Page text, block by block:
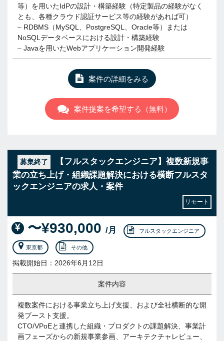
等）を用いたIdPの設計・構築経験（特定製品の経験がなく
とも、各種クラウド認証サービス等の経験があれば可）
– RDBMS（MySQL、PostgreSQL、Oracle等）または
NoSQLデータベースにおける設計・構築経験
– Javaを用いたWebアプリケーション開発経験
案件の詳細をみる
案件提案を希望する（無料）
募集終了
【フルスタックエンジニア】複数新規事
業の立ち上げ・組織課題解決における横断フルスタ
ックエンジニアの求人・案件
リモート
〜¥930,000 /月 フルスタックエンジニア
東京都 その他
掲載開始日：2026年6月12日
案件内容
複数案件における事業立ち上げ支援、および全社横断的な開
発ブースト支援。
CTO/VPoEと連携した組織・プロダクトの課題解決、事業計
画フェーズからの新規事業参画、アーキテクチャレビュー、